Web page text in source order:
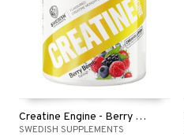
Creatine Engine - Berry Bomb
SWEDISH SUPPLEMENTS